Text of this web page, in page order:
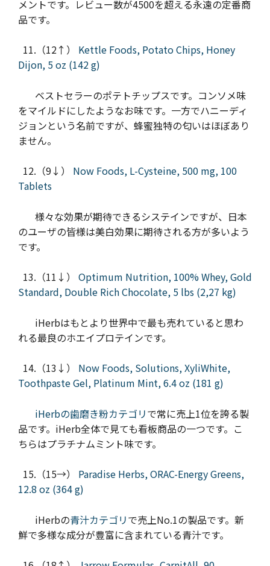
メントです。レビュー数が4500を超える永遠の定番商
品です。
11.（12↑） Kettle Foods, Potato Chips, Honey
Dijon, 5 oz (142 g)
ベストセラーのポテトチップスです。コンソメ味
をマイルドにしたようなお味です。一方でハニーディ
ジョンという名前ですが、蜂蜜独特の匂いはほぼあり
ません。
12.（9↓） Now Foods, L-Cysteine, 500 mg, 100
Tablets
様々な効果が期待できるシステインですが、日本
のユーザの皆様は美白効果に期待される方が多いよう
です。
13.（11↓） Optimum Nutrition, 100% Whey, Gold
Standard, Double Rich Chocolate, 5 lbs (2,27 kg)
iHerbはもとより世界中で最も売れていると思わ
れる最良のホエイプロテインです。
14.（13↓） Now Foods, Solutions, XyliWhite,
Toothpaste Gel, Platinum Mint, 6.4 oz (181 g)
iHerbの歯磨き粉カテゴリで常に売上1位を誇る製
品です。iHerb全体で見ても看板商品の一つです。こ
ちらはプラチナムミント味です。
15.（15→） Paradise Herbs, ORAC-Energy Greens,
12.8 oz (364 g)
iHerbの青汁カテゴリで売上No.1の製品です。新
鮮で多様な成分が豊富に含まれている青汁です。